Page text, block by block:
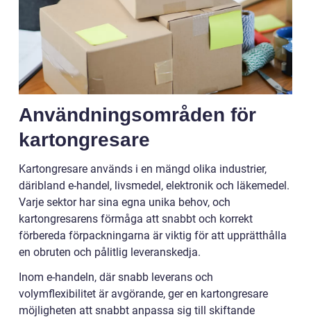
Användningsområden för
kartongresare
Kartongresare används i en mängd olika industrier,
däribland e-handel, livsmedel, elektronik och läkemedel.
Varje sektor har sina egna unika behov, och
kartongresarens förmåga att snabbt och korrekt
förbereda förpackningarna är viktig för att upprätthålla
en obruten och pålitlig leveranskedja.
Inom e-handeln, där snabb leverans och
volymflexibilitet är avgörande, ger en kartongresare
möjligheten att snabbt anpassa sig till skiftande